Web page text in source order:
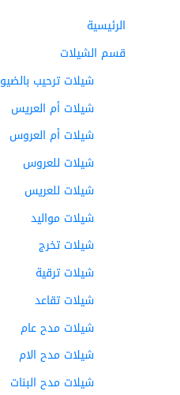
الرئيسية
قسم الشيلات
شيلات ترحيب بالضيوف
شيلات أم العريس
شيلات أم العروس
شيلات للعروس
شيلات للعريس
شيلات مواليد
شيلات تخرج
شيلات ترقية
شيلات تقاعد
شيلات مدح عام
شيلات مدح الام
شيلات مدح البنات